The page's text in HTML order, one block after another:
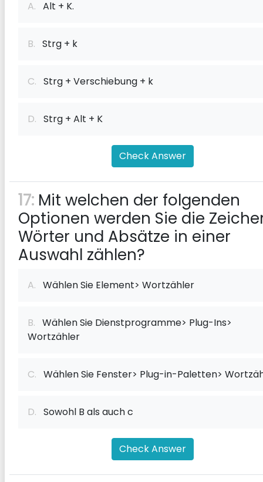
A. Alt + K.
B. Strg + k
C. Strg + Verschiebung + k
D. Strg + Alt + K
Check Answer
17: Mit welchen der folgenden
Optionen werden Sie die
Wörter und Absätze in einer
Auswahl zählen?
A. Wählen Sie Element> Wortzähler
B. Wählen Sie Dienstprogramme> Plug-Ins>
Wortzähler
C. Wählen Sie Fenster> Plug-in-Paletten>
D. Sowohl B als auch c
Check Answer